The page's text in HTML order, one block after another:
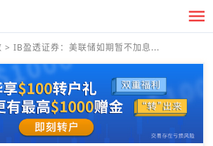
> IB盈透证券：美联储如期暂不加息...